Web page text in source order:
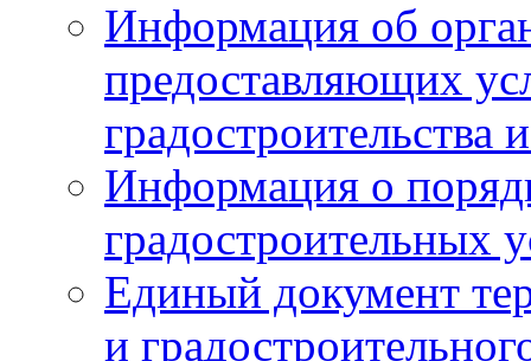
Информация об
предоставляющих
градостроительства
Информация о
градостроительных
Единый документ
и